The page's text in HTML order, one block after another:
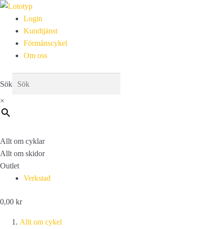
Login
Kundtjänst
Förmånscykel
Om oss
Sök
×
Allt om cyklar
Allt om skidor
Outlet
Verkstad
0,00 kr
Allt om cykel